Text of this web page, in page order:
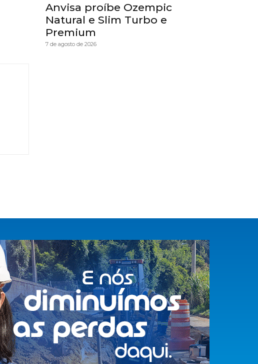
Anvisa proíbe Ozempic
Natural e Slim Turbo e
Premium
7 de agosto de 2026